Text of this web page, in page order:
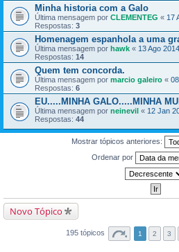
Minha historia com a Galo
Última mensagem por CLEMENTEG « 17
Respostas: 3
Homenagem espanhola a uma
Última mensagem por hawk « 13 Ago
Respostas: 14
Quem tem concorda.
Última mensagem por marcio galeiro «
Respostas: 6
EU.....MINHA GALO.....MINHA
Última mensagem por neinevil « 12 Jan
Respostas: 44
Mostrar tópicos anteriores:
Ordenar por
Novo Tópico
195 tópicos 1 2 3